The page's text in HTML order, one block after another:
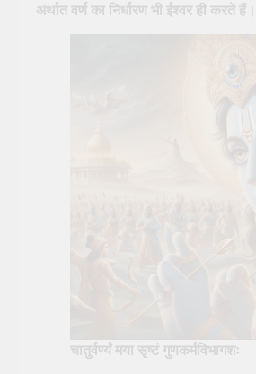
अर्थात वर्ण का निर्धारण भी ईश्वर ही करते हैं।
चातुर्वर्ण्यं मया सृष्टं गुणकर्मविभागशः